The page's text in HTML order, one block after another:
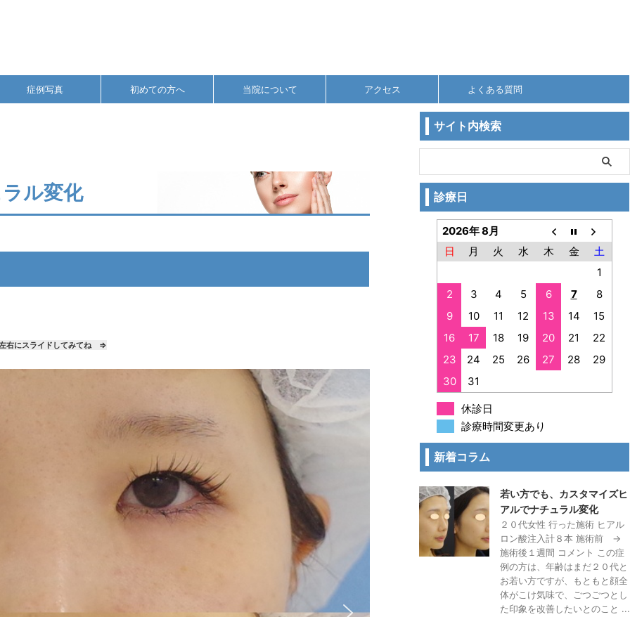
症例写真 初めての方へ 当院について アクセス よくある質問
ル変化
にスライドしてみてね ⇒
サイト内検索
診療日
2026年 8月
日
月 火 水 木 金
土
1
2
3 4 5 6 7
8
9
10 11 12 13 14
15
16
17 18 19 20 21
22
23
24 25 26 27 28
29
30
31
休診日
診療時間変更あり
新着コラム
若い方でも、カスタマイズヒ
アルでナチュラル変化
２０代女性 行った施術 ヒアル
ロン酸注入計８本 施術前 →
施術後１週間 コメント この症
例の方は、年齢はまだ２０代と
お若い方ですが、もともと顔全
体がこけ気味で、ごつごつとし
た印象を改善したいとのこと ...